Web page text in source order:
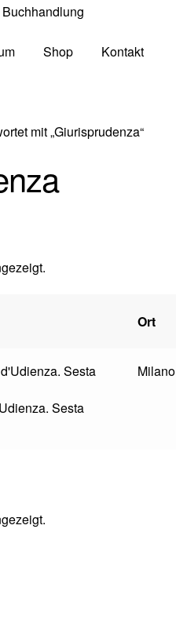
Shop Kontakt
mit „Giurisprudenza“
Ort
Sesta
Milano